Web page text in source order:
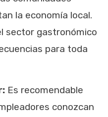
la economía local.
sector gastronómico
para toda
Es recomendable
conozcan